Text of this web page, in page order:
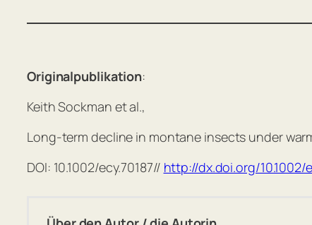
Originalpublikation:
Keith Sockman et al.,
Long-term decline in montane insects under
DOI: 10.1002/ecy.70187// http://dx.doi.org/10.1002/